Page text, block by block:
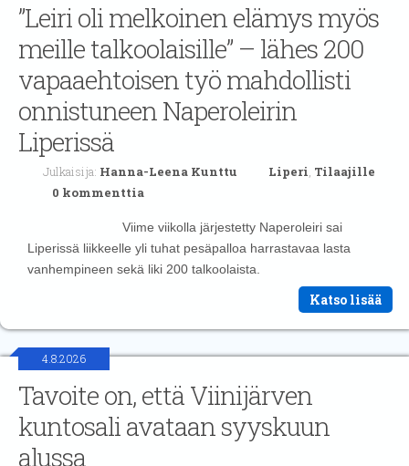
”Leiri oli melkoinen elämys myös
meille talkoolaisille” – lähes 200
vapaaehtoisen työ mahdollisti
onnistuneen Naperoleirin
Liperissä
Julkaisija: Hanna-Leena Kunttu Liperi, Tilaajille
0 kommenttia
Viime viikolla järjestetty Naperoleiri sai
Liperissä liikkeelle yli tuhat pesäpalloa harrastavaa lasta
vanhempineen sekä liki 200 talkoolaista.
Katso lisää
4.8.2026
Tavoite on, että Viinijärven
kuntosali avataan syyskuun
alussa